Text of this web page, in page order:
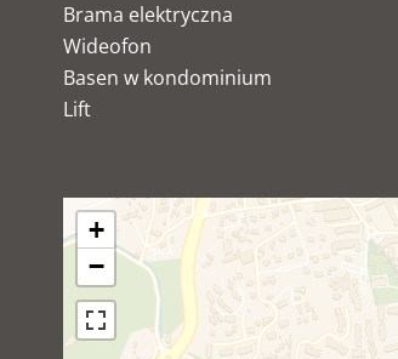
Brama elektryczna
Wideofon
Basen w kondominium
Lift
+
−